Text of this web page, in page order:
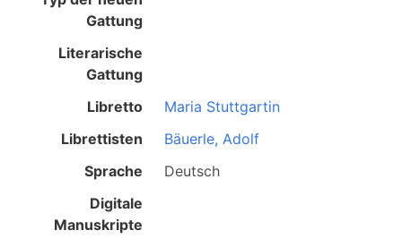
Gattung
Literarische
Gattung
Libretto
Maria Stuttgartin
Librettisten
Bäuerle, Adolf
Sprache
Deutsch
Digitale
Manuskripte